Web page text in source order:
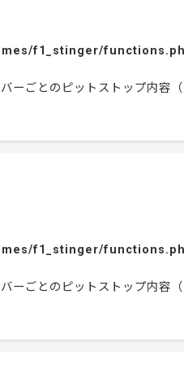
f1_stinger/
ーごとのピットストップ内容
f1_stinger/
ーごとのピットストップ内容